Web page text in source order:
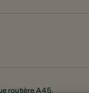
routière A45.